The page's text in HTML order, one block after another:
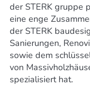
der STERK gruppe
eine enge
der STERK
Sanierungen,
sowie dem
von
spezialisiert hat.